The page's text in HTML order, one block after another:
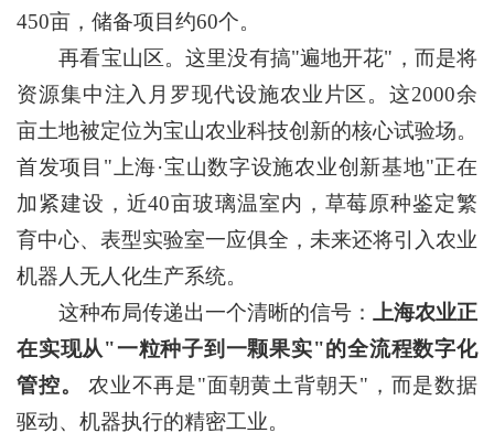
450亩，储备项目约60个。
再看宝山区。这里没有搞"遍地开花"，而是将
资源集中注入月罗现代设施农业片区。这2000余
亩土地被定位为宝山农业科技创新的核心试验场。
首发项目"上海·宝山数字设施农业创新基地"正在
加紧建设，近40亩玻璃温室内，草莓原种鉴定繁
育中心、表型实验室一应俱全，未来还将引入农业
机器人无人化生产系统。
这种布局传递出一个清晰的信号： 上海农业正
在实现从"一粒种子到一颗果实"的全流程数字化
管控。
农业不再是"面朝黄土背朝天"，而是数据
驱动、机器执行的精密工业。